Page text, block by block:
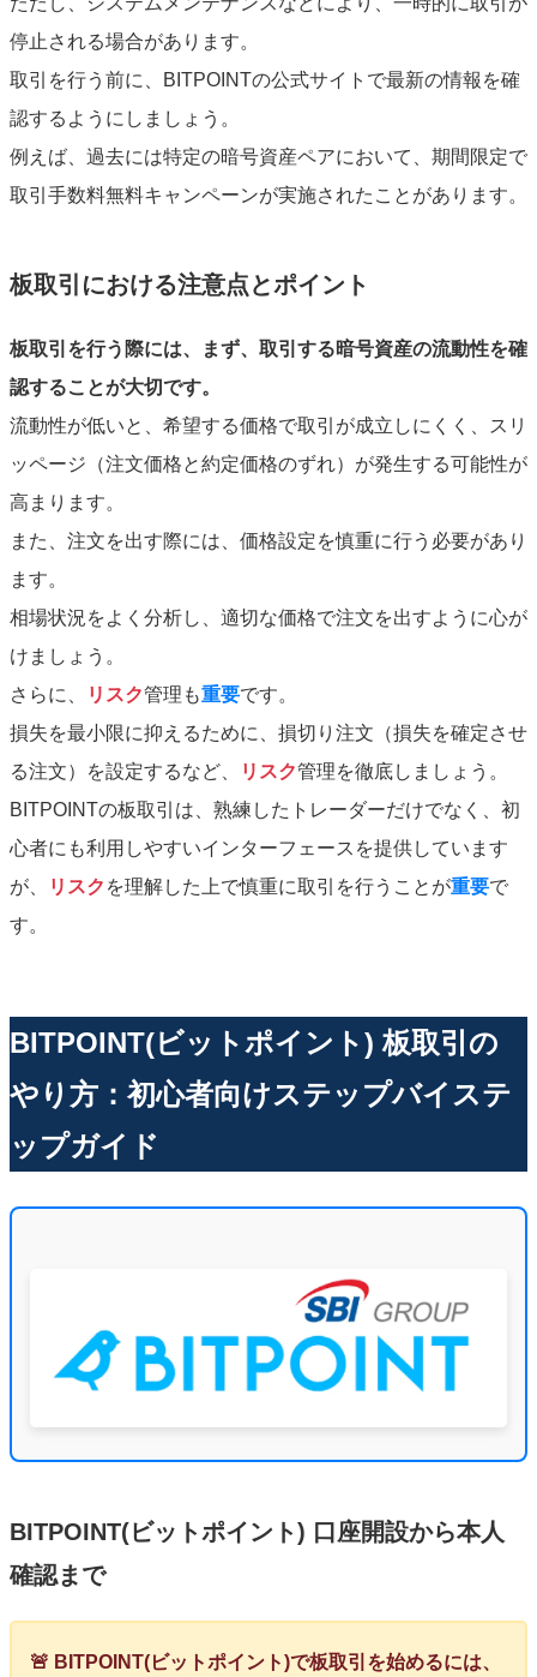
停止される場合があります。
取引を行う前に、BITPOINTの公式サイトで最新の情報を確
認するようにしましょう。
例えば、過去には特定の暗号資産ペアにおいて、期間限定で
取引手数料無料キャンペーンが実施されたことがあります。
板取引における注意点とポイント
板取引を行う際には、まず、取引する暗号資産の流動性を確
認することが大切です。
流動性が低いと、希望する価格で取引が成立しにくく、スリ
ッページ（注文価格と約定価格のずれ）が発生する可能性が
高まります。
また、注文を出す際には、価格設定を慎重に行う必要があり
ます。
相場状況をよく分析し、適切な価格で注文を出すように心が
けましょう。
さらに、
リスク管理も重要です。
損失を最小限に抑えるために、損切り注文（損失を確定させ
る注文）を設定するなど、
リスク管理を徹底しましょう。
BITPOINTの板取引は、熟練したトレーダーだけでなく、初
心者にも利用しやすいインターフェースを提供しています
が、
リスク を理解した上で慎重に取引を行うことが重要で
す。
BITPOINT(ビットポイント) 板取引の
やり方：初心者向けステップバイステ
ップガイド
BITPOINT(ビットポイント) 口座開設から本人
確認まで
🚨 BITPOINT(ビットポイント)で板取引を始めるには、